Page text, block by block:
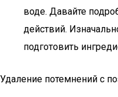
воде. Давайте
действий.
подготовить
Удаление потемнений с